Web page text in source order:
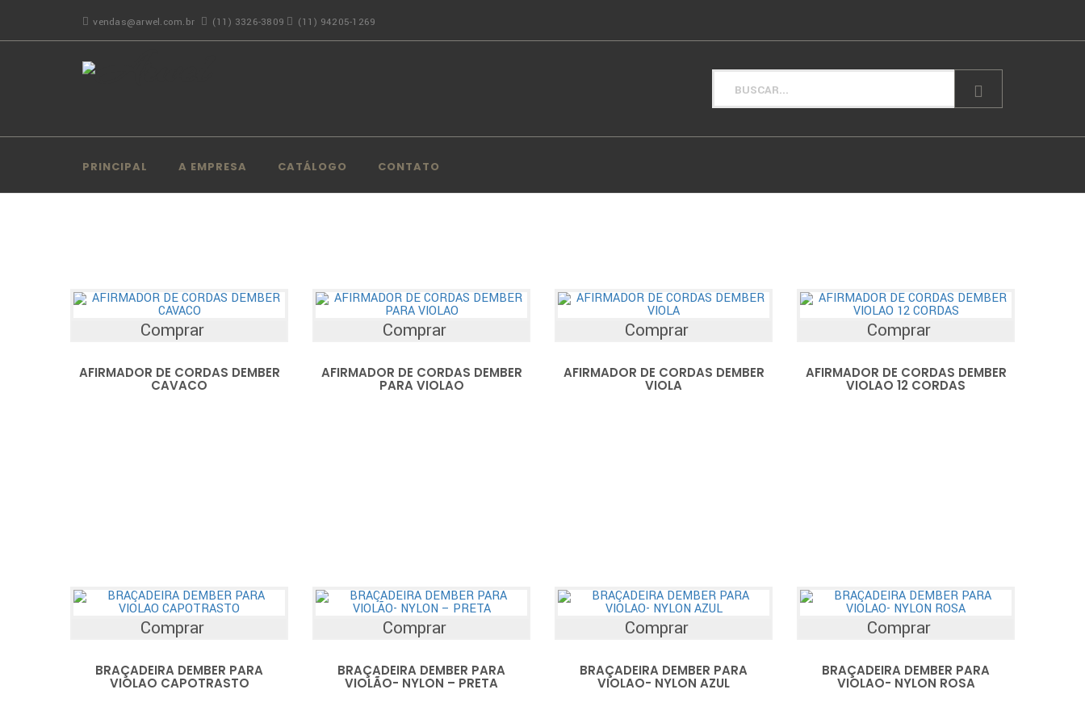
vendas@arwel.com.br (11) 3326-3809 (11) 94205-1269
PRINCIPAL A EMPRESA CATÁLOGO CONTATO
Comprar
AFIRMADOR DE CORDAS DEMBER
CAVACO
Comprar
AFIRMADOR DE CORDAS DEMBER
PARA VIOLAO
Comprar
AFIRMADOR DE CORDAS DEMBER
VIOLA
Comprar
AFIRMADOR DE CORDAS DEMBER
VIOLAO 12 CORDAS
Comprar
BRAÇADEIRA DEMBER PARA
VIOLAO CAPOTRASTO
Comprar
BRAÇADEIRA DEMBER PARA
VIOLÃO- NYLON – PRETA
Comprar
BRAÇADEIRA DEMBER PARA
VIOLAO- NYLON AZUL
Comprar
BRAÇADEIRA DEMBER PARA
VIOLAO- NYLON ROSA